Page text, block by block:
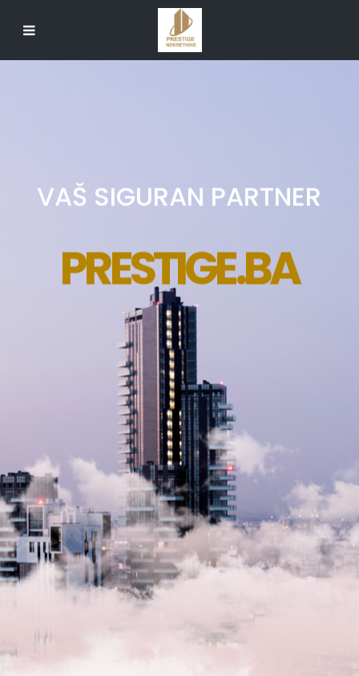
VAŠ SIGURAN PARTNER
PRESTIGE.BA